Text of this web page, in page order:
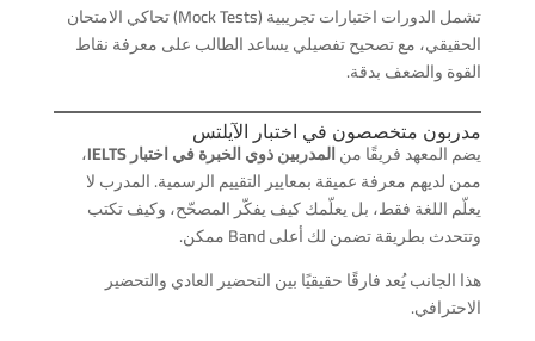
تشمل الدورات اختبارات تجريبية (Mock Tests) تحاكي الامتحان
الحقيقي، مع تصحيح تفصيلي يساعد الطالب على معرفة نقاط
القوة والضعف بدقة.
مدربون متخصصون في اختبار الآيلتس
يضم المعهد فريقًا منالمدربين ذوي الخبرة في اختبار IELTS
،
ممن لديهم معرفة عميقة بمعايير التقييم الرسمية. المدرب لا
يعلّم اللغة فقط، بل يعلّمك كيف يفكّر المصحّح، وكيف تكتب
وتتحدث بطريقة تضمن لك أعلى Band ممكن.
هذا الجانب يُعد فارقًا حقيقيًا بين التحضير العادي والتحضير
الاحترافي.